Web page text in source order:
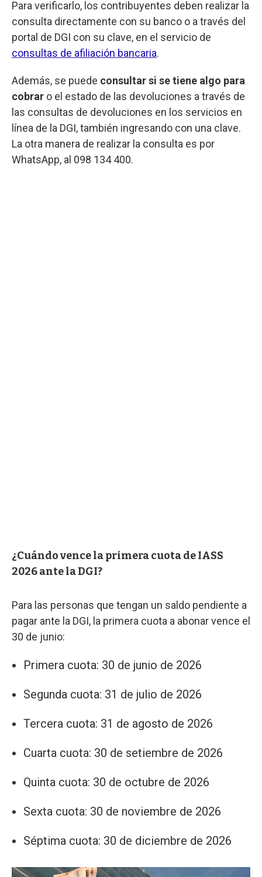
Para verificarlo, los contribuyentes deben realizar la
consulta directamente con su banco o a través del
portal de DGI con su clave, en el servicio de
consultas de afiliación bancaria.
Además, se puede consultar si se tiene algo para
cobrar o el estado de las devoluciones a través de
las consultas de devoluciones en los servicios en
línea de la DGI, también ingresando con una clave.
La otra manera de realizar la consulta es por
WhatsApp, al 098 134 400.
¿Cuándo vence la primera cuota de IASS
2026 ante la DGI?
Para las personas que tengan un saldo pendiente a
pagar ante la DGI, la primera cuota a abonar vence el
30 de junio:
Primera cuota: 30 de junio de 2026
Segunda cuota: 31 de julio de 2026
Tercera cuota: 31 de agosto de 2026
Cuarta cuota: 30 de setiembre de 2026
Quinta cuota: 30 de octubre de 2026
Sexta cuota: 30 de noviembre de 2026
Séptima cuota: 30 de diciembre de 2026